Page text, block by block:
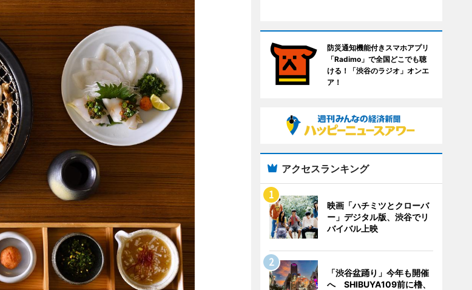
防災通知機能付きスマホアプリ
「Radimo」で全国どこでも聴
ける！「渋谷のラジオ」オンエ
ア！
アクセスランキング
映画「ハチミツとクローバ
ー」デジタル版、渋谷でリ
バイバル上映
「渋谷盆踊り」今年も開催
へ SHIBUYA109前に櫓、